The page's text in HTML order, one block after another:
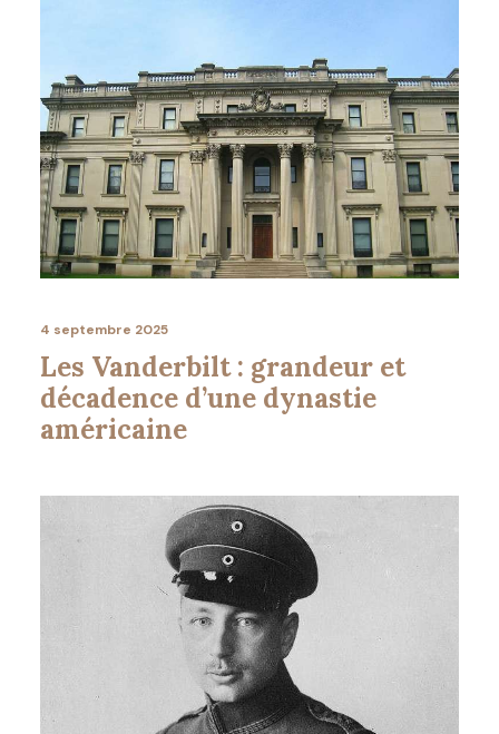
4 septembre 2025
Les Vanderbilt : grandeur et
décadence d’une dynastie
américaine